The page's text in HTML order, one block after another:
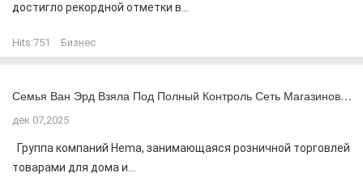
достигло рекордной отметки в...
Hits:751 Бизнес
Семья Ван Эрд Взяла Под Полный Контроль Сеть Магазинов…
дек 07,2025
Группа компаний Hema, занимающаяся розничной торговлей
товарами для дома и...